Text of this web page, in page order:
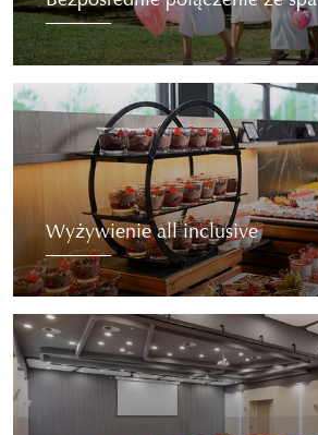
Wyżywienie all inclusive